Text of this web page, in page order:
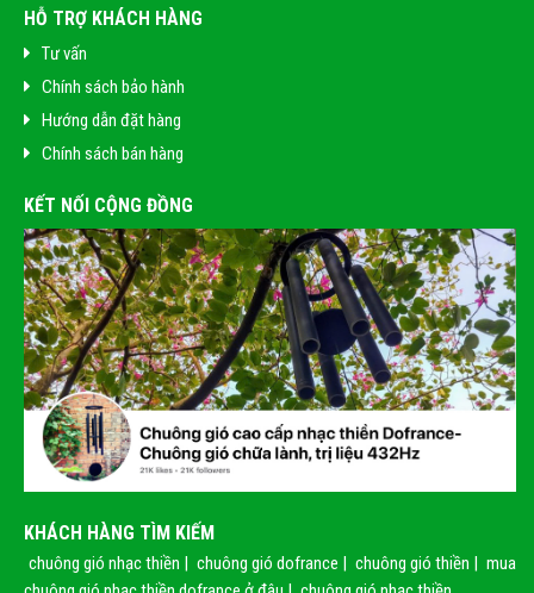
HỖ TRỢ KHÁCH HÀNG
Tư vấn
Chính sách bảo hành
Hướng dẫn đặt hàng
Chính sách bán hàng
KẾT NỐI CỘNG ĐỒNG
KHÁCH HÀNG TÌM KIẾM
chuông gió nhạc thiền | chuông gió dofrance | chuông gió thiền | mua